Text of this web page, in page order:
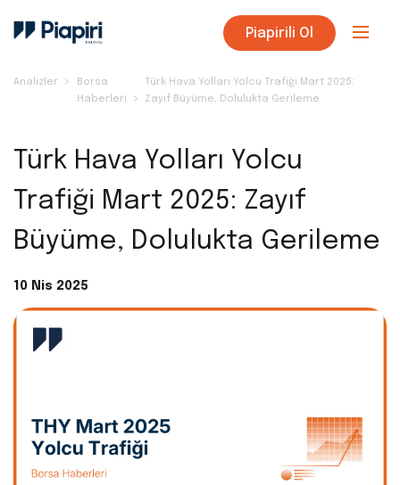
Piapirili Ol
Analizler
Borsa
Haberleri
Türk Hava Yolları Yolcu Trafiği Mart 2025:
Zayıf Büyüme, Dolulukta Gerileme
Türk Hava Yolları Yolcu
Trafiği Mart 2025: Zayıf
Büyüme, Dolulukta Gerileme
10 Nis 2025